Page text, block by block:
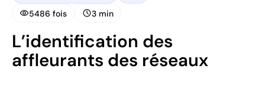
visibility5486 fois schedule3 min
L’identification des
affleurants des réseaux